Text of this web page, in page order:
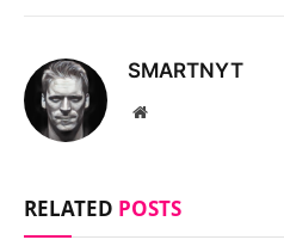
SMARTNYT
Website
RELATED POSTS